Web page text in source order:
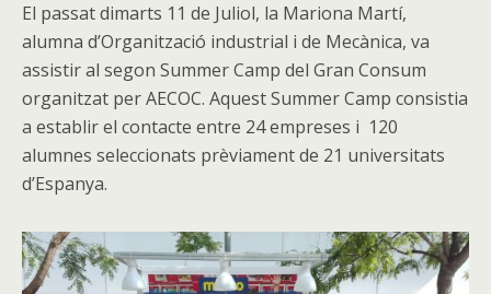
El passat dimarts 11 de Juliol, la Mariona Martí,
alumna d’Organització industrial i de Mecànica, va
assistir al segon Summer Camp del Gran Consum
organitzat per AECOC. Aquest Summer Camp consistia
a establir el contacte entre 24 empreses i 120
alumnes seleccionats prèviament de 21 universitats
d’Espanya.